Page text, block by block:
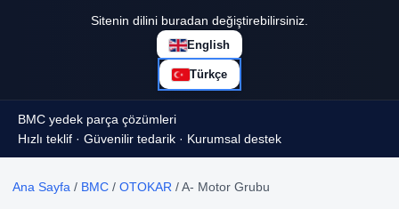
Sitenin dilini buradan değiştirebilirsiniz.
English
Türkçe
BMC yedek parça çözümleri
Hızlı teklif · Güvenilir tedarik · Kurumsal destek
Ana Sayfa / BMC / OTOKAR / A- Motor Grubu